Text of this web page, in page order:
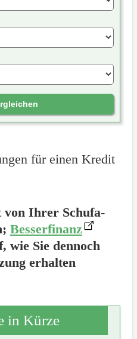
für einen Kredit
von Ihrer Schufa-
Besserfinanz
wie Sie dennoch
erhalten
in Kürze